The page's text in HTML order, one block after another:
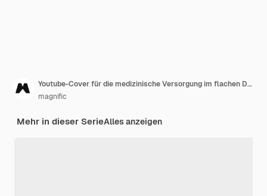
Youtube-Cover für die medizinische Versorgung im flachen Design
magnific
Mehr in dieser SerieAlles anzeigen